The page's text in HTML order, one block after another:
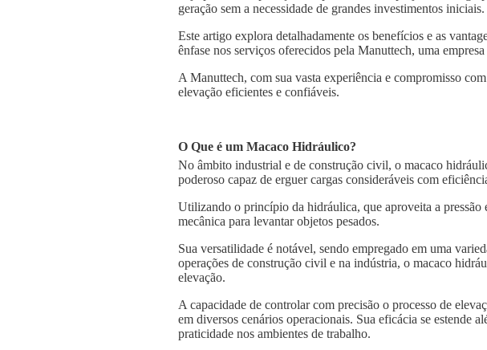
geração sem a necessidade de grandes investimentos iniciais.
Este artigo explora detalhadamente os benefícios e as
ênfase nos serviços oferecidos pela Manuttech, uma
A Manuttech, com sua vasta experiência e compromisso
elevação eficientes e confiáveis.
O Que é um Macaco Hidráulico?
No âmbito industrial e de construção civil, o macaco
poderoso capaz de erguer cargas consideráveis com
Utilizando o princípio da hidráulica, que aproveita a
mecânica para levantar objetos pesados.
Sua versatilidade é notável, sendo empregado em uma
operações de construção civil e na indústria, o macaco
elevação.
A capacidade de controlar com precisão o processo de
em diversos cenários operacionais. Sua eficácia se estende
praticidade nos ambientes de trabalho.